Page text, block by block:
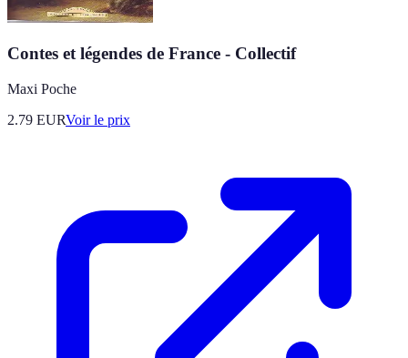
Contes et légendes de France - Collectif
Maxi Poche
2.79 EURVoir le prix